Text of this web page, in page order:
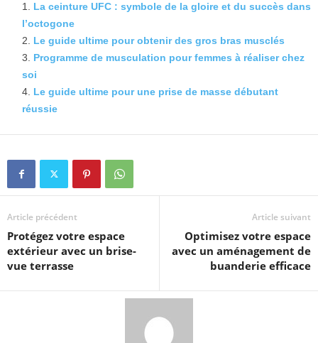
La ceinture UFC : symbole de la gloire et du succès dans
l’octogone
Le guide ultime pour obtenir des gros bras musclés
Programme de musculation pour femmes à réaliser chez
soi
Le guide ultime pour une prise de masse débutant
réussie
Article précédent
Protégez votre espace
extérieur avec un brise-
vue terrasse
Article suivant
Optimisez votre espace
avec un aménagement de
buanderie efficace